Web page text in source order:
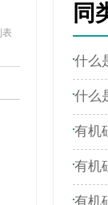
表
同
什么
什么
有机
有机
有机